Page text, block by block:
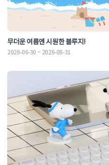
무더운 여름엔 시원한 블루지!
2026-06-30 ~ 2026-08-31